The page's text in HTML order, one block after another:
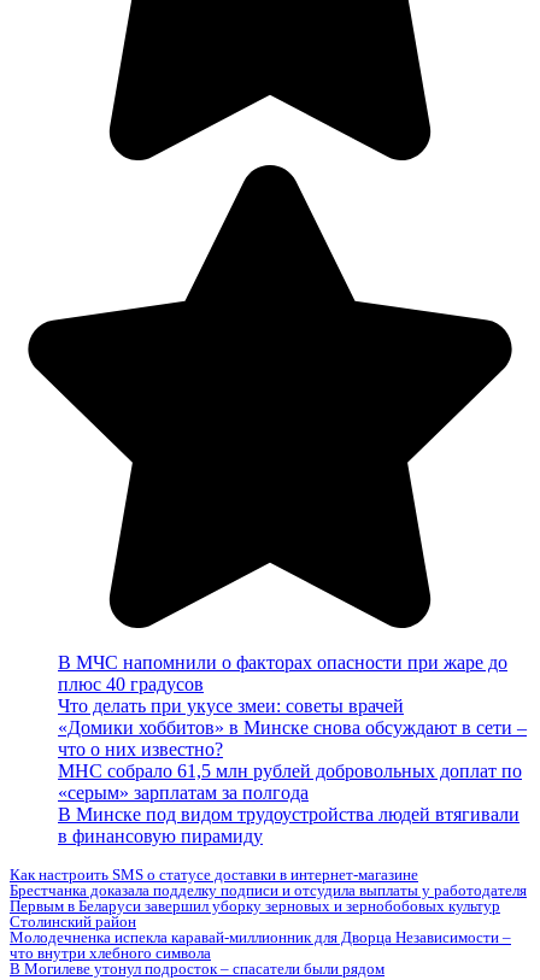
В МЧС напомнили о факторах опасности при жаре до
плюс 40 градусов
Что делать при укусе змеи: советы врачей
«Домики хоббитов» в Минске снова обсуждают в сети –
что о них известно?
МНС собрало 61,5 млн рублей добровольных доплат по
«серым» зарплатам за полгода
В Минске под видом трудоустройства людей втягивали
в финансовую пирамиду
Как настроить SMS о статусе доставки в интернет-магазине
Брестчанка доказала подделку подписи и отсудила выплаты у работодателя
Первым в Беларуси завершил уборку зерновых и зернобобовых культур
Столинский район
Молодечненка испекла каравай-миллионник для Дворца Независимости –
что внутри хлебного символа
В Могилеве утонул подросток – спасатели были рядом